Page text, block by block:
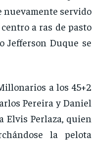
nuevamente servido
a ras de pasto
Jefferson Duque se
a los 45+2
Pereira y Daniel
Elvis Perlaza, quien
la pelota